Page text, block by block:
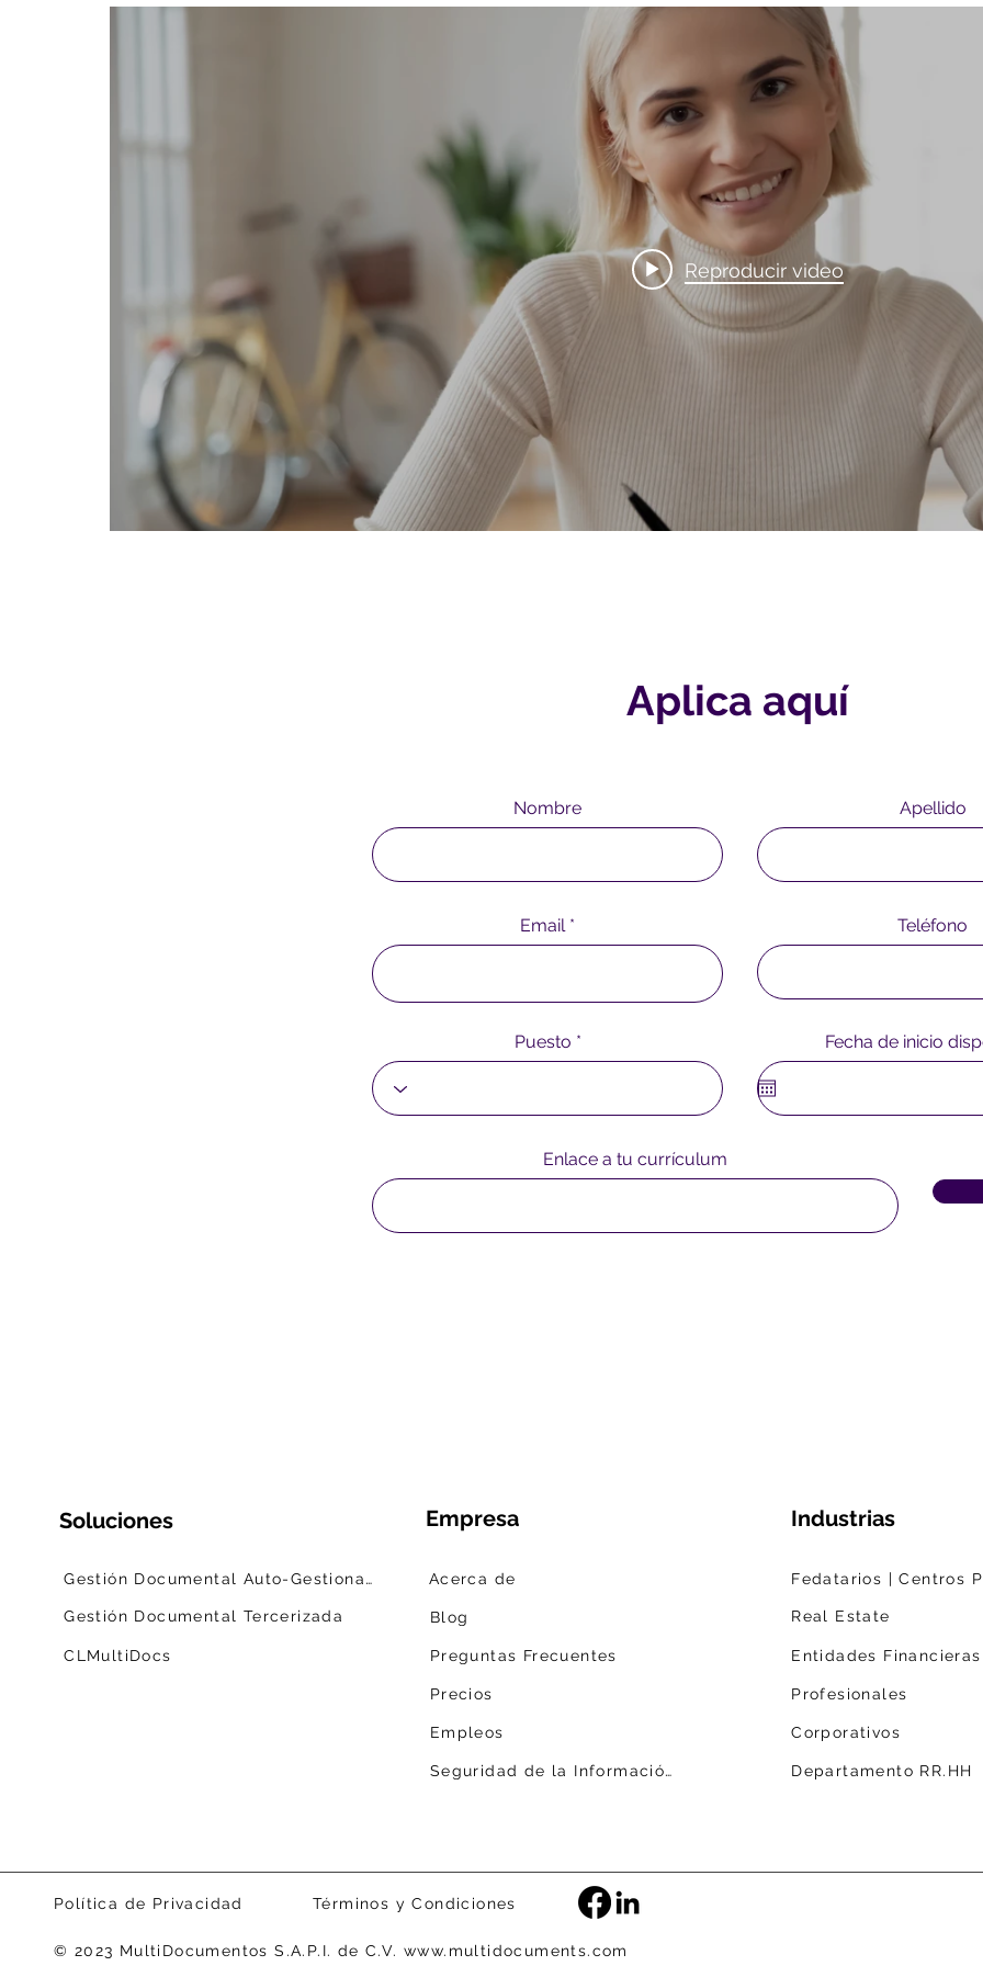
Reproducir video
Aplica aquí
Nombre Apellido
Email Teléfono
Puesto Fecha de inicio
Enlace a tu currículum
Soluciones
Gestión Documental Auto-Gestionada
Gestión Documental Tercerizada
CLMultiDocs
Empresa
Acerca de
Blog
Preguntas Frecuentes
Precios
Empleos
Seguridad de la Información
Industrias
Real Estate
Entidades Financieras
Profesionales
Corporativos
Departamento RR.HH
Política de Privacidad Términos y Condiciones
© 2023 MultiDocumentos S.A.P.I. de C.V. www.multidocuments.com